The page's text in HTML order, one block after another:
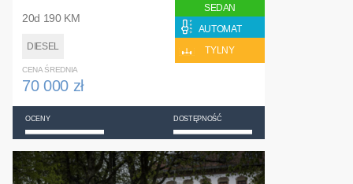
20d 190 KM
DIESEL
SEDAN
AUTOMAT
TYLNY
CENA ŚREDNIA
70 000 zł
OCENY DOSTĘPNOŚĆ